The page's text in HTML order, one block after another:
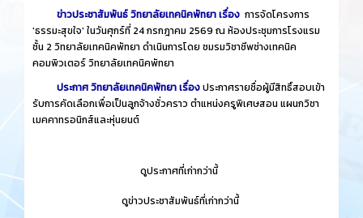
ข่าวประชาสัมพันธ์ วิทยาลัยเทคนิคพัทยา เรื่อง การจัดโครงการ
'ธรรมะสุขใจ' ในวันศุกร์ที่ 24 กรกฎาคม 2569 ณ ห้องประชุมการโรงแรม
ชั้น 2 วิทยาลัยเทคนิคพัทยา ดำเนินการโดย ชมรมวิชาชีพช่างเทคนิค
คอมพิวเตอร์ วิทยาลัยเทคนิคพัทยา
ประกาศ วิทยาลัยเทคนิคพัทยา เรื่องประกาศรายชื่อผู้มีสิทธิ์สอบเข้า
รับการคัดเลือกเพื่อเป็นลูกจ้างชั่วคราว ตำแหน่งครูพิเศษสอน แผนกวิชา
เมคคาทรอนิกส์และหุ่นยนต์
ดูประกาศที่เก่ากว่านี้
ดูข่าวประชาสัมพันธ์ที่เก่ากว่านี้